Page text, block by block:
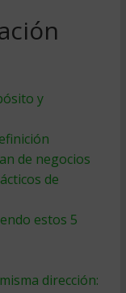
y
de negocios
de
estos 5
dirección: